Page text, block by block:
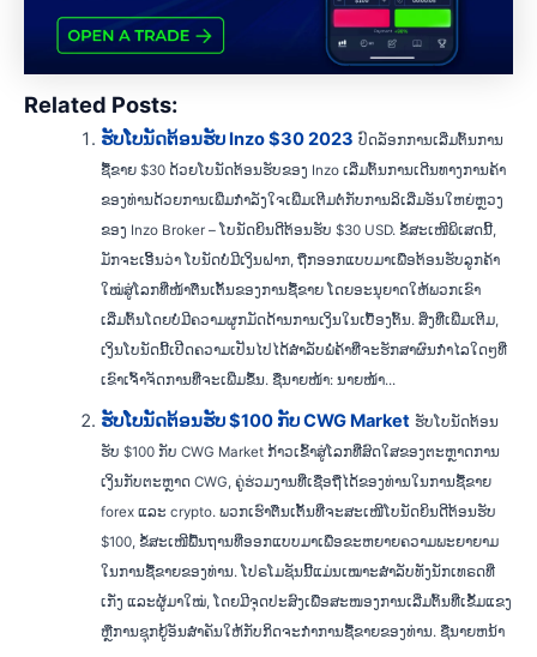
Related Posts:
ຮັບໂບນັດຕ້ອນຮັບ Inzo $30 2023 ປົດລັອກການເລີ່ມຕົ້ນການ
ຊື້ຂາຍ $30 ດ້ວຍໂບນັດຕ້ອນຮັບຂອງ Inzo ເລີ່ມຕົ້ນການເດີນທາງການຄ້າ
ຂອງທ່ານດ້ວຍການເພີ່ມກໍາລັງໃຈເພີ່ມເຕີມຕໍ່ກັບການລິເລີ່ມອັນໃຫຍ່ຫຼວງ
ຂອງ Inzo Broker – ໂບນັດຍິນດີຕ້ອນຮັບ $30 USD. ຂໍ້ສະເໜີພິເສດນີ້,
ມັກຈະເອີ້ນວ່າ ໂບນັດບໍ່ມີເງິນຝາກ, ຖືກອອກແບບມາເພື່ອຕ້ອນຮັບລູກຄ້າ
ໃໝ່ສູ່ໂລກທີ່ໜ້າຕື່ນເຕັ້ນຂອງການຊື້ຂາຍ ໂດຍອະນຸຍາດໃຫ້ພວກເຂົາ
ເລີ່ມຕົ້ນໂດຍບໍ່ມີຄວາມຜູກມັດດ້ານການເງິນໃນເບື້ອງຕົ້ນ. ສິ່ງທີ່ເພີ່ມເຕີມ,
ເງິນໂບນັດນີ້ເປີດຄວາມເປັນໄປໄດ້ສໍາລັບພໍ່ຄ້າທີ່ຈະຮັກສາຜົນກໍາໄລໃດໆທີ່
ເຂົາເຈົ້າຈັດການທີ່ຈະເພີ່ມຂຶ້ນ. ຊື່ນາຍໜ້າ: ນາຍໜ້າ...
ຮັບໂບນັດຕ້ອນຮັບ $100 ກັບ CWG Market ຮັບໂບນັດຕ້ອນ
ຮັບ $100 ກັບ CWG Market ກ້າວເຂົ້າສູ່ໂລກທີ່ສົດໃສຂອງຕະຫຼາດການ
ເງິນກັບຕະຫຼາດ CWG, ຄູ່ຮ່ວມງານທີ່ເຊື່ອຖືໄດ້ຂອງທ່ານໃນການຊື້ຂາຍ
forex ແລະ crypto. ພວກເຮົາຕື່ນເຕັ້ນທີ່ຈະສະເໜີໂບນັດຍິນດີຕ້ອນຮັບ
$100, ຂໍ້ສະເໜີພື້ນຖານທີ່ອອກແບບມາເພື່ອຂະຫຍາຍຄວາມພະຍາຍາມ
ໃນການຊື້ຂາຍຂອງທ່ານ. ໂປຣໂມຊັນນີ້ແມ່ນເໝາະສຳລັບທັງນັກເທຣດທີ່
ເກັ່ງ ແລະຜູ້ມາໃໝ່, ໂດຍມີຈຸດປະສົງເພື່ອສະໜອງການເລີ່ມຕົ້ນທີ່ເຂັ້ມແຂງ
ຫຼືການຊຸກຍູ້ອັນສຳຄັນໃຫ້ກັບກິດຈະກຳການຊື້ຂາຍຂອງທ່ານ. ຊື່ນາຍຫນ້າ